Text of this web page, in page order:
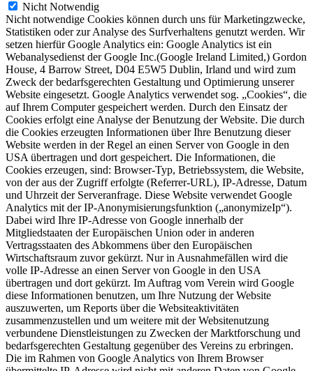
Nicht Notwendig
Nicht notwendige Cookies können durch uns für Marketingzwecke,
Statistiken oder zur Analyse des Surfverhaltens genutzt werden. Wir
setzen hierfür Google Analytics ein: Google Analytics ist ein
Webanalysedienst der Google Inc.(Google Ireland Limited,) Gordon
House, 4 Barrow Street, D04 E5W5 Dublin, Irland und wird zum
Zweck der bedarfsgerechten Gestaltung und Optimierung unserer
Website eingesetzt. Google Analytics verwendet sog. „Cookies“, die
auf Ihrem Computer gespeichert werden. Durch den Einsatz der
Cookies erfolgt eine Analyse der Benutzung der Website. Die durch
die Cookies erzeugten Informationen über Ihre Benutzung dieser
Website werden in der Regel an einen Server von Google in den
USA übertragen und dort gespeichert. Die Informationen, die
Cookies erzeugen, sind: Browser-Typ, Betriebssystem, die Website,
von der aus der Zugriff erfolgte (Referrer-URL), IP-Adresse, Datum
und Uhrzeit der Serveranfrage. Diese Website verwendet Google
Analytics mit der IP-Anonymisierungsfunktion („anonymizeIp“).
Dabei wird Ihre IP-Adresse von Google innerhalb der
Mitgliedstaaten der Europäischen Union oder in anderen
Vertragsstaaten des Abkommens über den Europäischen
Wirtschaftsraum zuvor gekürzt. Nur in Ausnahmefällen wird die
volle IP-Adresse an einen Server von Google in den USA
übertragen und dort gekürzt. Im Auftrag vom Verein wird Google
diese Informationen benutzen, um Ihre Nutzung der Website
auszuwerten, um Reports über die Websiteaktivitäten
zusammenzustellen und um weitere mit der Websitenutzung
verbundene Dienstleistungen zu Zwecken der Marktforschung und
bedarfsgerechten Gestaltung gegenüber des Vereins zu erbringen.
Die im Rahmen von Google Analytics von Ihrem Browser